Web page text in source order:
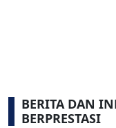
BERITA DAN
BERPRESTASI